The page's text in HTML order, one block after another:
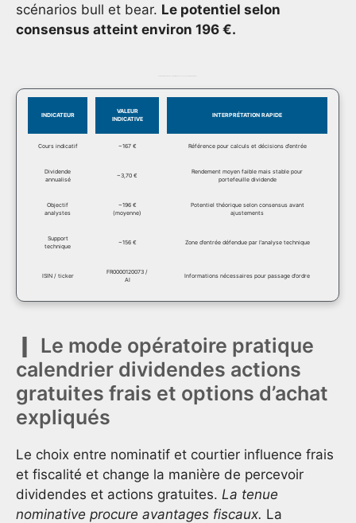
scénarios bull et bear. Le potentiel selon
consensus atteint environ 196 €.
INDICATEUR
VALEUR
INDICATIVE
INTERPRÉTATION RAPIDE
Cours indicatif ~167 € Référence pour calculs et décisions d’entrée
Dividende
annualisé
~3,70 €
Rendement moyen faible mais stable pour
portefeuille dividende
Objectif
analystes
~196 €
(moyenne)
Potentiel théorique selon consensus avant
ajustements
Support
technique
~156 € Zone d’entrée défendue par l’analyse technique
ISIN / ticker
FR0000120073 /
AI
Informations nécessaires pour passage d’ordre
Le mode opératoire pratique
calendrier dividendes actions
gratuites frais et options d’achat
expliqués
Le choix entre nominatif et courtier influence frais
et fiscalité et change la manière de percevoir
dividendes et actions gratuites. La tenue
nominative procure avantages fiscaux. La